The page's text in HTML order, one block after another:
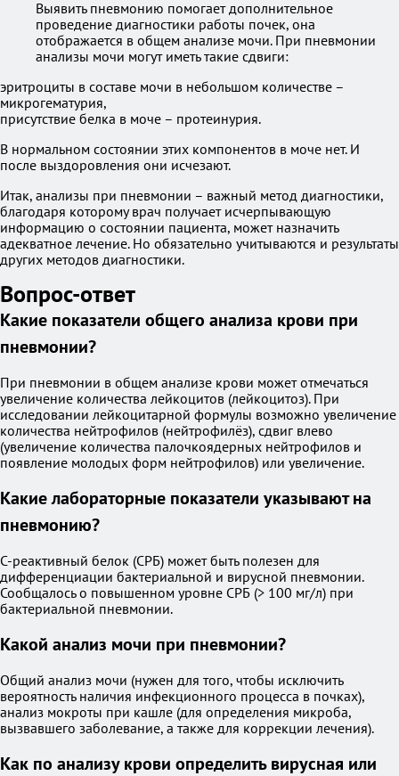
Выявить пневмонию помогает дополнительное
проведение диагностики работы почек, она
отображается в общем анализе мочи. При пневмонии
анализы мочи могут иметь такие сдвиги:
эритроциты в составе мочи в небольшом количестве –
микрогематурия,
присутствие белка в моче – протеинурия.
В нормальном состоянии этих компонентов в моче нет. И
после выздоровления они исчезают.
Итак, анализы при пневмонии – важный метод диагностики,
благодаря которому врач получает исчерпывающую
информацию о состоянии пациента, может назначить
адекватное лечение. Но обязательно учитываются и результаты
других методов диагностики.
Вопрос-ответ
Какие показатели общего анализа крови при
пневмонии?
При пневмонии в общем анализе крови может отмечаться
увеличение количества лейкоцитов (лейкоцитоз). При
исследовании лейкоцитарной формулы возможно увеличение
количества нейтрофилов (нейтрофилёз), сдвиг влево
(увеличение количества палочкоядерных нейтрофилов и
появление молодых форм нейтрофилов) или увеличение.
Какие лабораторные показатели указывают на
пневмонию?
С-реактивный белок (СРБ) может быть полезен для
дифференциации бактериальной и вирусной пневмонии.
Сообщалось о повышенном уровне СРБ (> 100 мг/л) при
бактериальной пневмонии.
Какой анализ мочи при пневмонии?
Общий анализ мочи (нужен для того, чтобы исключить
вероятность наличия инфекционного процесса в почках),
анализ мокроты при кашле (для определения микроба,
вызвавшего заболевание, а также для коррекции лечения).
Как по анализу крови определить вирусная или